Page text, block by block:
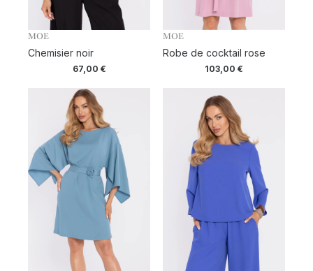
MOE
Chemisier noir
67,00 €
MOE
Robe de cocktail rose
103,00 €